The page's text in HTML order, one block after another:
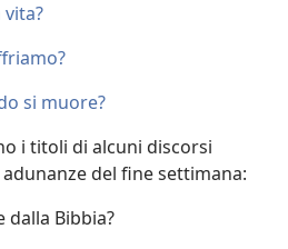
vita?
si muore?
i titoli di alcuni discorsi
del fine settimana:
dalla Bibbia?